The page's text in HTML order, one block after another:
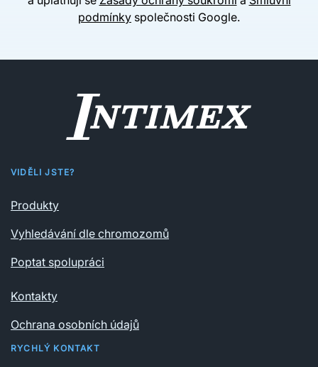
podmínky společnosti Google.
VIDĚLI JSTE?
Produkty
Vyhledávání dle chromozomů
Poptat spolupráci
Kontakty
Ochrana osobních údajů
RYCHLÝ KONTAKT